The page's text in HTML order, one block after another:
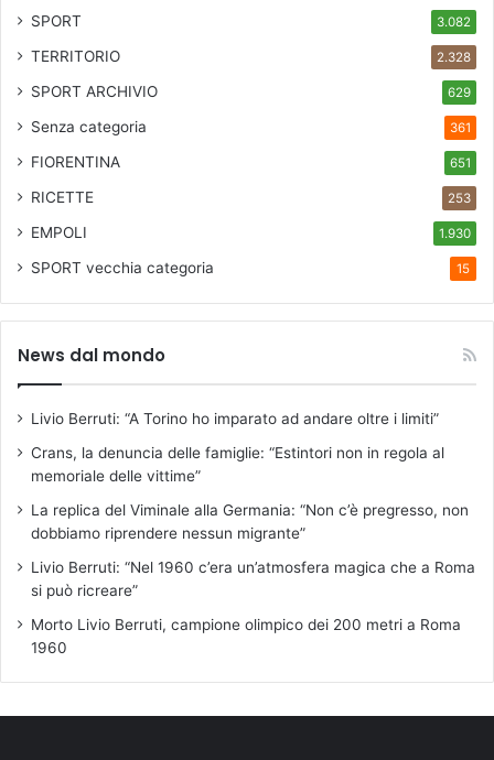
SPORT 3.082
TERRITORIO 2.328
SPORT ARCHIVIO 629
Senza categoria 361
FIORENTINA 651
RICETTE 253
EMPOLI 1.930
SPORT vecchia categoria 15
News dal mondo
Livio Berruti: “A Torino ho imparato ad andare oltre i limiti”
Crans, la denuncia delle famiglie: “Estintori non in regola al
memoriale delle vittime”
La replica del Viminale alla Germania: “Non c’è pregresso, non
dobbiamo riprendere nessun migrante”
Livio Berruti: “Nel 1960 c’era un’atmosfera magica che a Roma
si può ricreare”
Morto Livio Berruti, campione olimpico dei 200 metri a Roma
1960